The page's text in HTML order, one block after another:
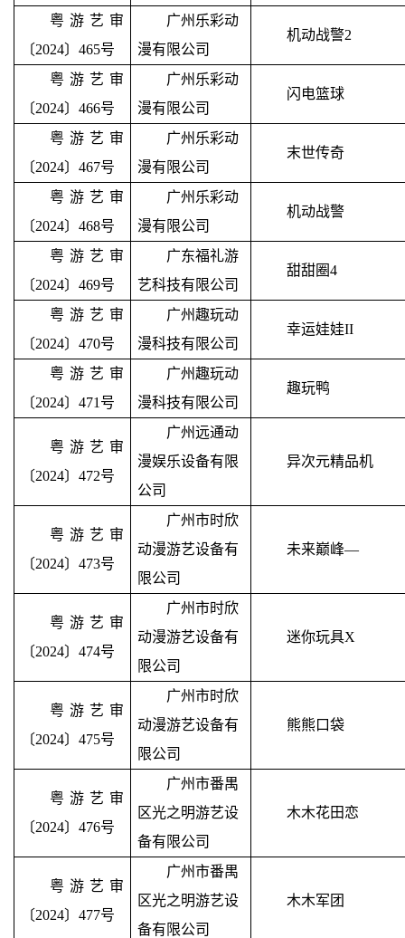
粤游艺审
〔2024〕465号
广州乐彩动
漫有限公司
机动战警2
粤游艺审
〔2024〕466号
广州乐彩动
漫有限公司
闪电篮球
粤游艺审
〔2024〕467号
广州乐彩动
漫有限公司
末世传奇
粤游艺审
〔2024〕468号
广州乐彩动
漫有限公司
机动战警
粤游艺审
〔2024〕469号
广东福礼游
艺科技有限公司
甜甜圈4
粤游艺审
〔2024〕470号
广州趣玩动
漫科技有限公司
幸运娃娃II
粤游艺审
〔2024〕471号
广州趣玩动
漫科技有限公司
趣玩鸭
粤游艺审
〔2024〕472号
广州远通动
漫娱乐设备有限
公司
异次元精品机
粤游艺审
〔2024〕473号
广州市时欣
动漫游艺设备有
限公司
未来巅峰—
粤游艺审
〔2024〕474号
广州市时欣
动漫游艺设备有
限公司
迷你玩具X
粤游艺审
〔2024〕475号
广州市时欣
动漫游艺设备有
限公司
熊熊口袋
粤游艺审
〔2024〕476号
广州市番禺
区光之明游艺设
备有限公司
木木花田恋
粤游艺审
〔2024〕477号
广州市番禺
区光之明游艺设
备有限公司
木木军团